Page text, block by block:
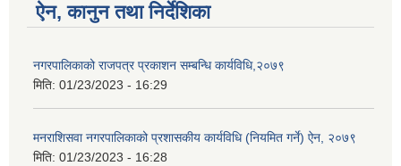
ऐन, कानुन तथा निर्देशिका
नगरपालिकाको राजपत्र प्रकाशन सम्बन्धि कार्यविधि,२०७९
मिति: 01/23/2023 - 16:29
मनराशिसवा नगरपालिकाको प्रशासकीय कार्यविधि (नियमित गर्ने) ऐन, २०७९
मिति: 01/23/2023 - 16:28